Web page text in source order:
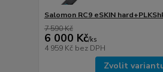
Salomon RC9 eSKIN
7 590 Kč
6 000 Kč/ks
4 959 Kč bez DPH
Zvolit